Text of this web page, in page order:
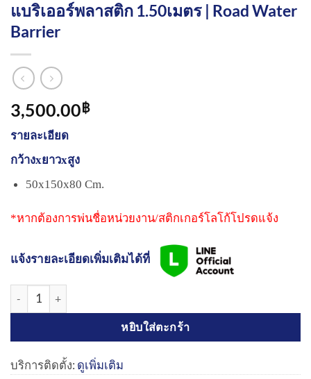
แบริเออร์พลาสติก 1.50เมตร | Road Water
Barrier
3,500.00฿
รายละเอียด
กว้างxยาวxสูง
50x150x80 Cm.
*หากต้องการพ่นชื่อหน่วยงาน/สติกเกอร์โลโก้โปรดแจ้ง
แจ้งรายละเอียดเพิ่มเติมได้ที่
จำนวน แบริเออร์พลาสติก 1.50เมตร | Road Water Barrier ชิ้น
หยิบใส่ตะกร้า
บริการติดตั้ง: ดูเพิ่มเติม